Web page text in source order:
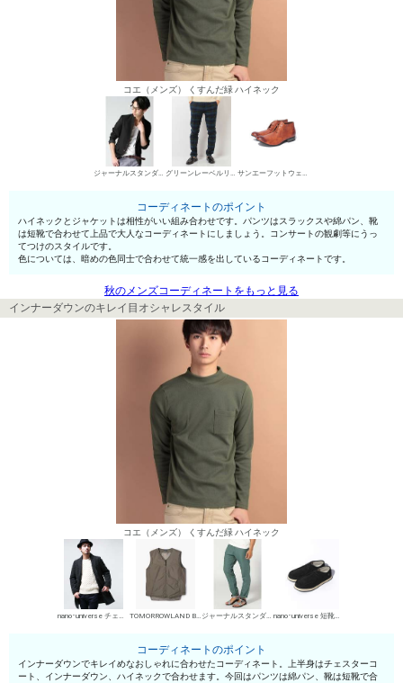
コエ（メンズ） くすんだ緑 ハイネック
ジャーナルスタンダード スーツ系ジャケット グリーンレーベルリラクシング スラックス サンエーフットウェア 短靴・レザーシューズ
コーディネートのポイント
ハイネックとジャケットは相性がいい組み合わせです。パンツはスラックスや綿パン、靴
は短靴で合わせて上品で大人なコーディネートにしましょう。コンサートの観劇等にうっ
てつけのスタイルです。
色については、暗めの色同士で合わせて統一感を出しているコーディネートです。
秋のメンズコーディネートをもっと見る
インナーダウンのキレイ目オシャレスタイル
コエ（メンズ） くすんだ緑 ハイネック
nano･universe チェスターコート TOMORROWLAND BUYING WEAR インナーダウン ジャーナルスタンダード チノパン・綿パン nano･universe 短靴・レザーシューズ
コーディネートのポイント
インナーダウンでキレイめなおしゃれに合わせたコーディネート。上半身はチェスターコ
ート、インナーダウン、ハイネックで合わせます。今回はパンツは綿パン、靴は短靴で合